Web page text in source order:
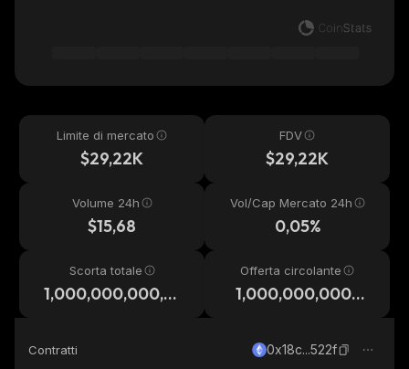
Limite di mercato
$29,22K
FDV
$29,22K
Volume 24h
$15,68
Vol/Cap Mercato 24h
0,05%
Scorta totale
1,000,000,000,0
Offerta circolante
1,000,000,000,0
Contratti 0x18c...522f